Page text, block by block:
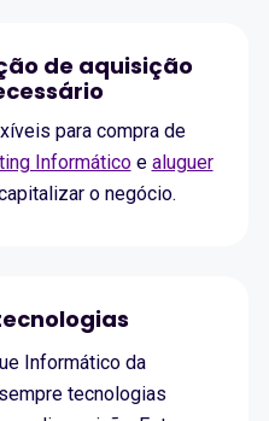
de aquisição
para compra de
Informáticoe aluguer
o negócio.
Informático da
tecnologias